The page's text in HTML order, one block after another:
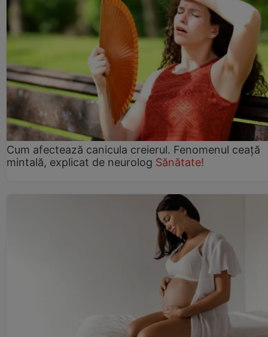
Cum afectează canicula creierul. Fenomenul ceață
mintală, explicat de neurolog Sănătate!